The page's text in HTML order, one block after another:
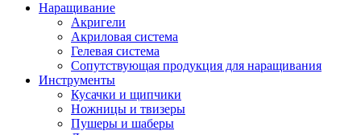
Наращивание
Акригели
Акриловая система
Гелевая система
Сопутствующая продукция для наращивания
Инструменты
Кусачки и щипчики
Ножницы и твизеры
Пушеры и шаберы